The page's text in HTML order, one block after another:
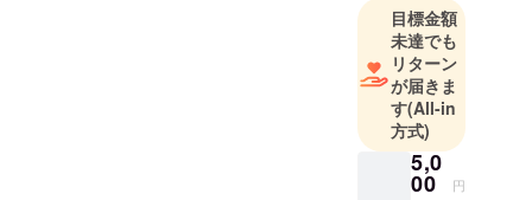
目標金額
未達でも
リターン
が届きま
す(All-in
方式)
5,0
00 円